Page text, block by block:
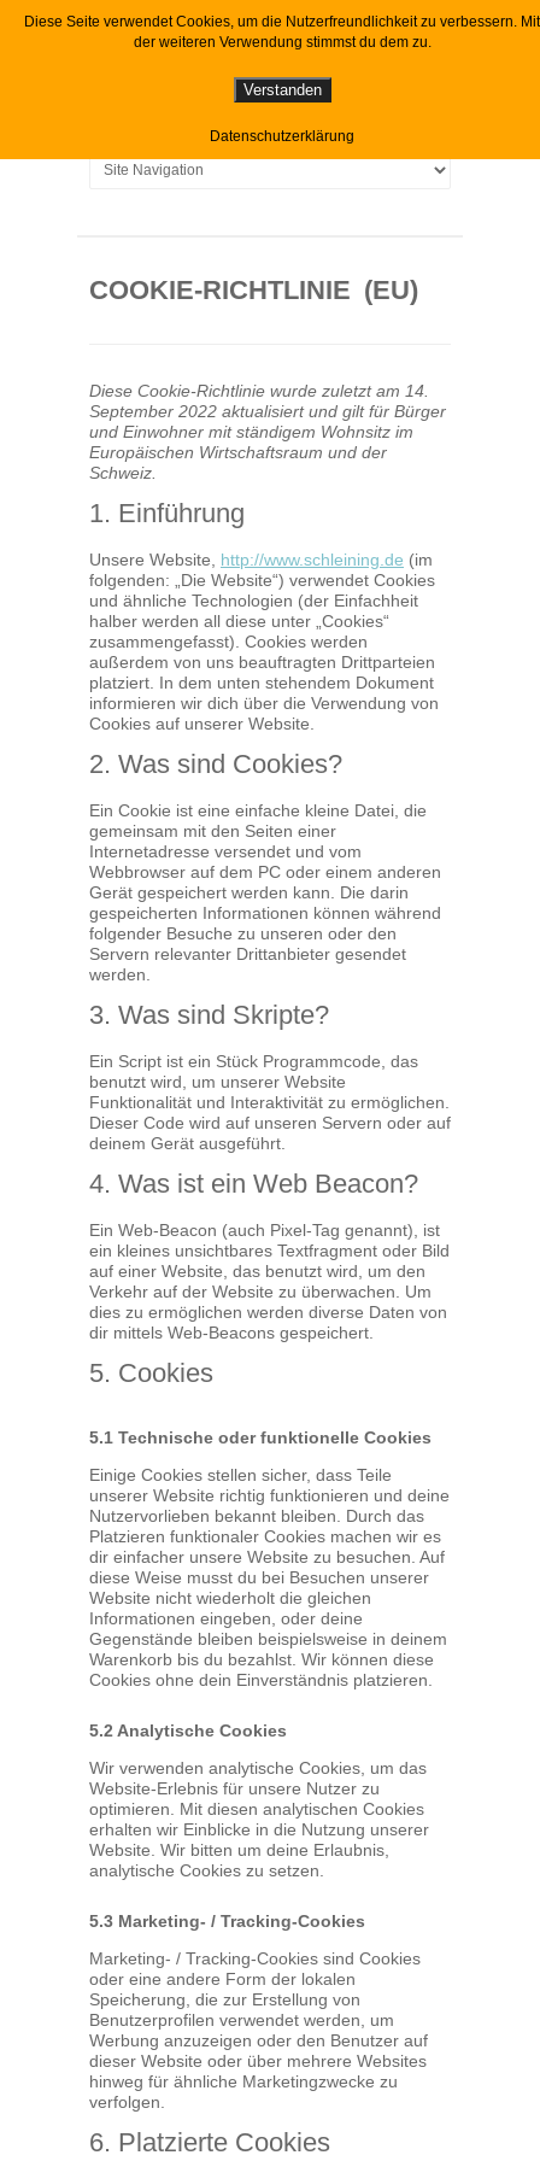
COOKIE-RICHTLINIE (EU)
Diese Cookie-Richtlinie wurde zuletzt am 14.
September 2022 aktualisiert und gilt für Bürger
und Einwohner mit ständigem Wohnsitz im
Europäischen Wirtschaftsraum und der
Schweiz.
1. Einführung
Unsere Website, http://www.schleining.de (im
folgenden: „Die Website“) verwendet Cookies
und ähnliche Technologien (der Einfachheit
halber werden all diese unter „Cookies“
zusammengefasst). Cookies werden
außerdem von uns beauftragten Drittparteien
platziert. In dem unten stehendem Dokument
informieren wir dich über die Verwendung von
Cookies auf unserer Website.
2. Was sind Cookies?
Ein Cookie ist eine einfache kleine Datei, die
gemeinsam mit den Seiten einer
Internetadresse versendet und vom
Webbrowser auf dem PC oder einem anderen
Gerät gespeichert werden kann. Die darin
gespeicherten Informationen können während
folgender Besuche zu unseren oder den
Servern relevanter Drittanbieter gesendet
werden.
3. Was sind Skripte?
Ein Script ist ein Stück Programmcode, das
benutzt wird, um unserer Website
Funktionalität und Interaktivität zu ermöglichen.
Dieser Code wird auf unseren Servern oder auf
deinem Gerät ausgeführt.
4. Was ist ein Web Beacon?
Ein Web-Beacon (auch Pixel-Tag genannt), ist
ein kleines unsichtbares Textfragment oder Bild
auf einer Website, das benutzt wird, um den
Verkehr auf der Website zu überwachen. Um
dies zu ermöglichen werden diverse Daten von
dir mittels Web-Beacons gespeichert.
5. Cookies
5.1 Technische oder funktionelle Cookies
Einige Cookies stellen sicher, dass Teile
unserer Website richtig funktionieren und deine
Nutzervorlieben bekannt bleiben. Durch das
Platzieren funktionaler Cookies machen wir es
dir einfacher unsere Website zu besuchen. Auf
diese Weise musst du bei Besuchen unserer
Website nicht wiederholt die gleichen
Informationen eingeben, oder deine
Gegenstände bleiben beispielsweise in deinem
Warenkorb bis du bezahlst. Wir können diese
Cookies ohne dein Einverständnis platzieren.
5.2 Analytische Cookies
Wir verwenden analytische Cookies, um das
Website-Erlebnis für unsere Nutzer zu
optimieren. Mit diesen analytischen Cookies
erhalten wir Einblicke in die Nutzung unserer
Website. Wir bitten um deine Erlaubnis,
analytische Cookies zu setzen.
5.3 Marketing- / Tracking-Cookies
Marketing- / Tracking-Cookies sind Cookies
oder eine andere Form der lokalen
Speicherung, die zur Erstellung von
Benutzerprofilen verwendet werden, um
Werbung anzuzeigen oder den Benutzer auf
dieser Website oder über mehrere Websites
hinweg für ähnliche Marketingzwecke zu
verfolgen.
6. Platzierte Cookies
Diese Seite verwendet Cookies, um die Nutzerfreundlichkeit zu verbessern. Mit
der weiteren Verwendung stimmst du dem zu.
Verstanden
Datenschutzerklärung